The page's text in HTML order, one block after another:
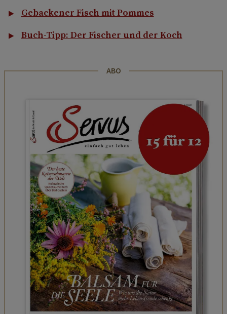
Gebackener Fisch mit Pommes
Buch-Tipp: Der Fischer und der Koch
ABO